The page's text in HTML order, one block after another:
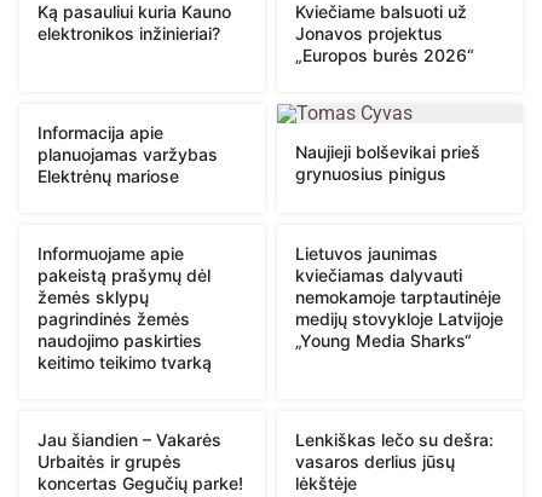
Ką pasauliui kuria Kauno
elektronikos inžinieriai?
Kviečiame balsuoti už
Jonavos projektus
„Europos burės 2026“
Informacija apie
planuojamas varžybas
Elektrėnų mariose
Naujieji bolševikai prieš
grynuosius pinigus
Informuojame apie
pakeistą prašymų dėl
žemės sklypų
pagrindinės žemės
naudojimo paskirties
keitimo teikimo tvarką
Lietuvos jaunimas
kviečiamas dalyvauti
nemokamoje tarptautinėje
medijų stovykloje Latvijoje
„Young Media Sharks“
Jau šiandien – Vakarės
Urbaitės ir grupės
koncertas Gegučių parke!
Lenkiškas lečo su dešra:
vasaros derlius jūsų
lėkštėje